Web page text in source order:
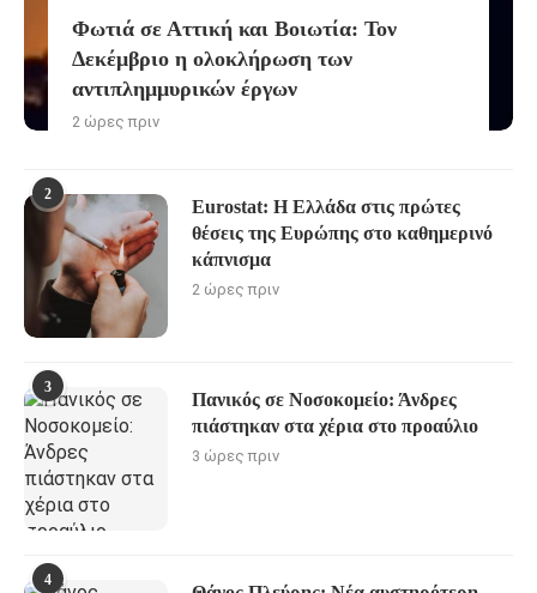
Φωτιά σε Αττική και Βοιωτία: Τον
Δεκέμβριο η ολοκλήρωση των
αντιπλημμυρικών έργων
2 ώρες πριν
2
Eurostat: Η Ελλάδα στις πρώτες
θέσεις της Ευρώπης στο καθημερινό
κάπνισμα
2 ώρες πριν
3
Πανικός σε Νοσοκομείο: Άνδρες
πιάστηκαν στα χέρια στο προαύλιο
3 ώρες πριν
4